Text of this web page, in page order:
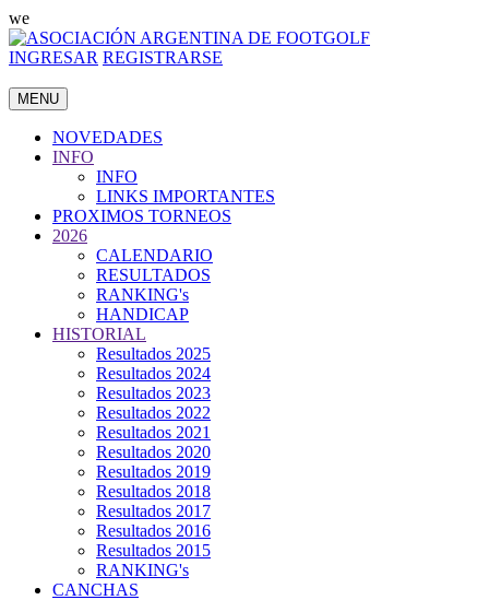
we
INGRESAR REGISTRARSE
MENU
NOVEDADES
INFO
INFO
LINKS IMPORTANTES
PROXIMOS TORNEOS
2026
CALENDARIO
RESULTADOS
RANKING's
HANDICAP
HISTORIAL
Resultados 2025
Resultados 2024
Resultados 2023
Resultados 2022
Resultados 2021
Resultados 2020
Resultados 2019
Resultados 2018
Resultados 2017
Resultados 2016
Resultados 2015
RANKING's
CANCHAS